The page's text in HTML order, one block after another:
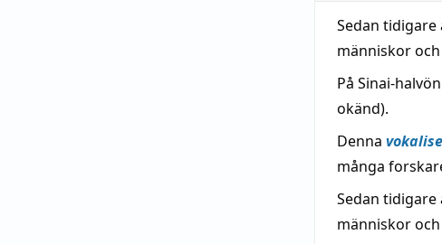
Sedan
människor och
På Sinai-
okänd).
Denna
många
Sedan
människor och